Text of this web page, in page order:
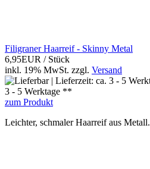
Filigraner Haarreif - Skinny Metal
6,95EUR / Stück
inkl. 19% MwSt. zzgl. Versand
3 - 5 Werktage **
zum Produkt
Leichter, schmaler Haarreif aus Metall.